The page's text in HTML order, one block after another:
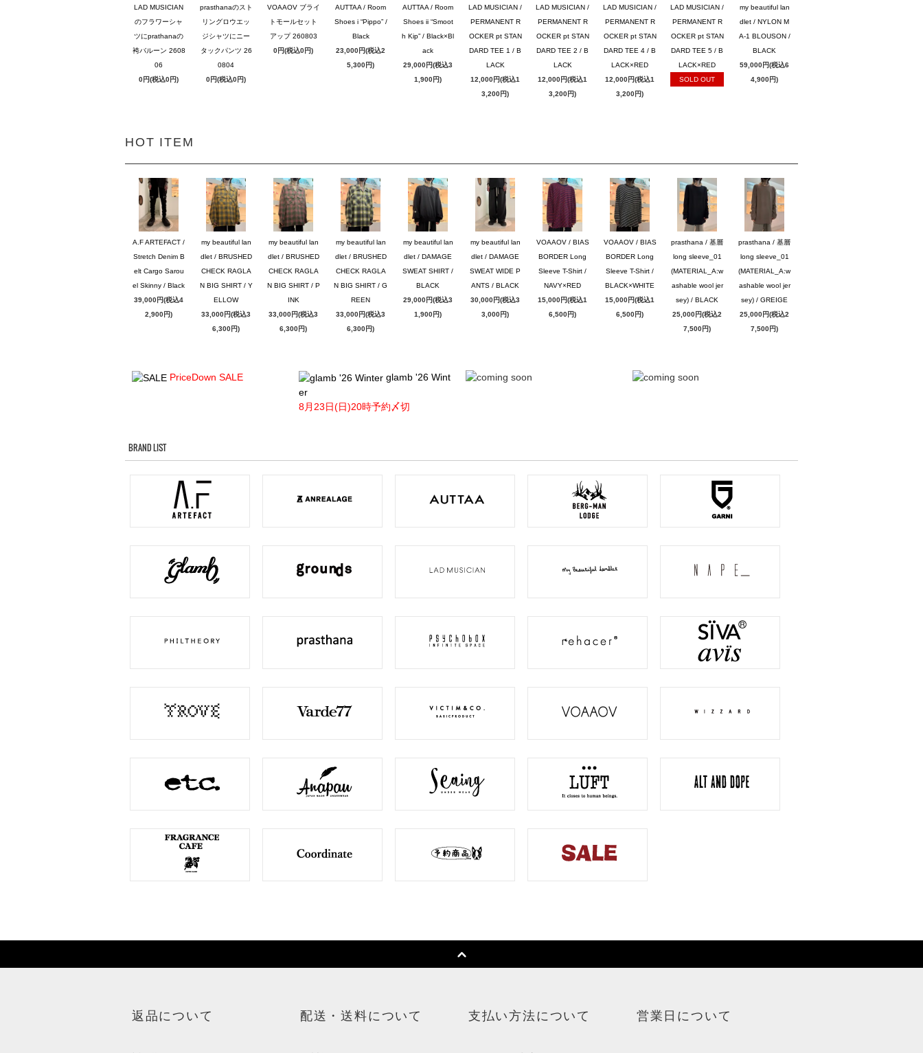
LAD MUSICIAN
のフラワーシャ
ツにprathanaの
袴バルーン 2608
06
0円(税込0円)
prasthanaのスト
リングロウエッ
ジシャツにニー
タックパンツ 26
0804
0円(税込0円)
VOAAOV ブライ
トモールセット
アップ 260803
0円(税込0円)
AUTTAA / Room
Shoes i “Pippo” /
Black
23,000円(税込2
5,300円)
AUTTAA / Room
Shoes ii “Smoot
h Kip” / Black×Bl
ack
29,000円(税込3
1,900円)
LAD MUSICIAN /
PERMANENT R
OCKER pt STAN
DARD TEE 1 / B
LACK
12,000円(税込1
3,200円)
LAD MUSICIAN /
PERMANENT R
OCKER pt STAN
DARD TEE 2 / B
LACK
12,000円(税込1
3,200円)
LAD MUSICIAN /
PERMANENT R
OCKER pt STAN
DARD TEE 4 / B
LACK×RED
12,000円(税込1
3,200円)
LAD MUSICIAN /
PERMANENT R
OCKER pt STAN
DARD TEE 5 / B
LACK×RED
SOLD OUT
my beautiful lan
dlet / NYLON M
A-1 BLOUSON /
BLACK
59,000円(税込6
4,900円)
HOT ITEM
A.F ARTEFACT /
Stretch Denim B
elt Cargo Sarou
el Skinny / Black
39,000円(税込4
2,900円)
my beautiful lan
dlet / BRUSHED
CHECK RAGLA
N BIG SHIRT / Y
ELLOW
33,000円(税込3
6,300円)
my beautiful lan
dlet / BRUSHED
CHECK RAGLA
N BIG SHIRT / P
INK
33,000円(税込3
6,300円)
my beautiful lan
dlet / BRUSHED
CHECK RAGLA
N BIG SHIRT / G
REEN
33,000円(税込3
6,300円)
my beautiful lan
dlet / DAMAGE
SWEAT SHIRT /
BLACK
29,000円(税込3
1,900円)
my beautiful lan
dlet / DAMAGE
SWEAT WIDE P
ANTS / BLACK
30,000円(税込3
3,000円)
VOAAOV / BIAS
BORDER Long
Sleeve T-Shirt /
NAVY×RED
15,000円(税込1
6,500円)
VOAAOV / BIAS
BORDER Long
Sleeve T-Shirt /
BLACK×WHITE
15,000円(税込1
6,500円)
prasthana / 基層
long sleeve_01
(MATERIAL_A:w
ashable wool jer
sey) / BLACK
25,000円(税込2
7,500円)
prasthana / 基層
long sleeve_01
(MATERIAL_A:w
ashable wool jer
sey) / GREIGE
25,000円(税込2
7,500円)
PriceDown SALE
glamb '26 Wint
er
8月23日(日)20時予約〆切
BRAND LIST
返品について 配送・送料について 支払い方法について 営業日について